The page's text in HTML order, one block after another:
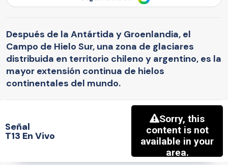
Después de la Antártida y Groenlandia, el
Campo de Hielo Sur, una zona de glaciares
distribuida en territorio chileno y argentino, es la
mayor extensión continua de hielos
continentales del mundo.
Señal
T13 En Vivo